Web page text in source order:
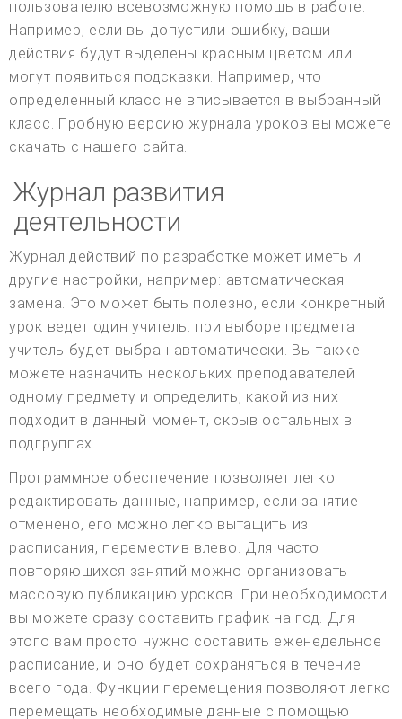
пользователю всевозможную помощь в работе.
Например, если вы допустили ошибку, ваши
действия будут выделены красным цветом или
могут появиться подсказки. Например, что
определенный класс не вписывается в выбранный
класс. Пробную версию журнала уроков вы можете
скачать с нашего сайта.
Журнал развития
деятельности
Журнал действий по разработке может иметь и
другие настройки, например: автоматическая
замена. Это может быть полезно, если конкретный
урок ведет один учитель: при выборе предмета
учитель будет выбран автоматически. Вы также
можете назначить нескольких преподавателей
одному предмету и определить, какой из них
подходит в данный момент, скрыв остальных в
подгруппах.
Программное обеспечение позволяет легко
редактировать данные, например, если занятие
отменено, его можно легко вытащить из
расписания, переместив влево. Для часто
повторяющихся занятий можно организовать
массовую публикацию уроков. При необходимости
вы можете сразу составить график на год. Для
этого вам просто нужно составить еженедельное
расписание, и оно будет сохраняться в течение
всего года. Функции перемещения позволяют легко
перемещать необходимые данные с помощью